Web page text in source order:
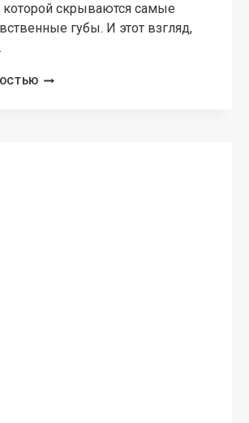
которой скрываются самые
губы. И этот взгляд,
МЕЖДУ